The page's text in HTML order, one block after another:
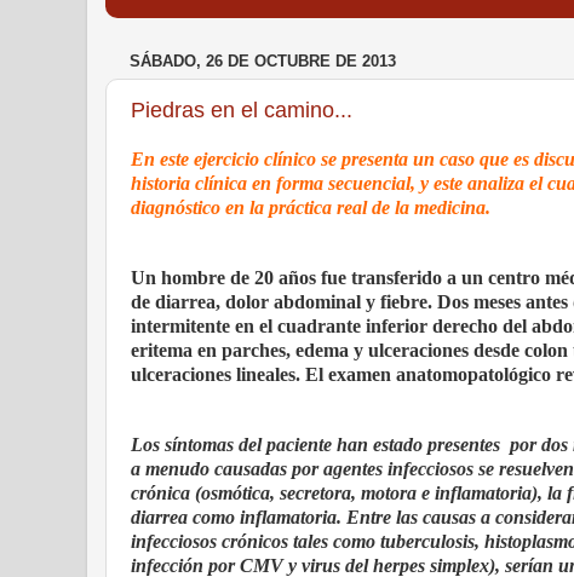
SÁBADO, 26 DE OCTUBRE DE 2013
Piedras en el camino...
En este ejercicio clínico se presenta un caso que es
historia clínica en forma secuencial, y este analiza el
diagnóstico en la práctica real de la medicina.
Un hombre de 20 años fue transferido a un centro
de diarrea, dolor abdominal y fiebre. Dos meses
intermitente en el cuadrante inferior derecho del
eritema en parches, edema y ulceraciones desde
ulceraciones lineales. El examen anatomopatológico
Los síntomas del paciente han estado presentes por
a menudo causadas por agentes infecciosos se
crónica (osmótica, secretora, motora e inflamatoria), la
diarrea como inflamatoria. Entre las causas a
infecciosos crónicos tales como tuberculosis,
infección por CMV y virus del herpes simplex), serían